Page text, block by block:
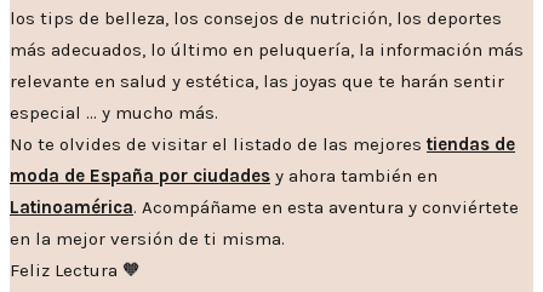
los tips de belleza, los consejos de nutrición, los deportes
más adecuados, lo último en peluquería, la información más
relevante en salud y estética, las joyas que te harán sentir
especial … y mucho más.
No te olvides de visitar el listado de las mejores tiendas de
moda de España por ciudades y ahora también en
Latinoamérica. Acompáñame en esta aventura y conviértete
en la mejor versión de ti misma.
Feliz Lectura 🧡